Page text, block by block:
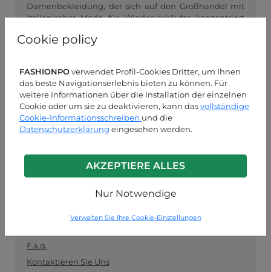
Cookie policy
FASHIONPOverwendet Profil-Cookies Dritter, um Ihnen
das beste Navigationserlebnis bieten zu können. Für
weitere Informationen über die Installation der einzelnen
Cookie oder um sie zu deaktivieren, kann dasvollständige
Cookie-Informationsschreiben und die
Datenschutzerklärung eingesehen werden.
AKZEPTIERE ALLES
Nur Notwendige
Verwalten Sie Ihre Cookie-Einstellungen
Damenbekleidung, der sich auf den Großhandel mit
italienischer Mode für Wiederverkäufer konzentriert
Herstellern fungiert. Bleiben Sie auf dem Laufenden
KUNDENDIENST
MON-FRE 09:00-13:00 / 14:00-18:00
info@fashionpo.de
INFO LINK
F.a.q.
Kontaktieren Sie Uns